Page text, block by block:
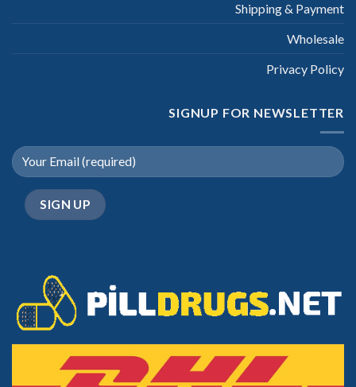
Shipping & Payment
Wholesale
Privacy Policy
SIGNUP FOR NEWSLETTER